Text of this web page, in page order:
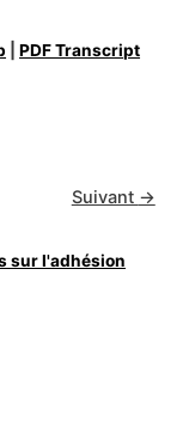
|PDF Transcript
Suivant →
sur l'adhésion